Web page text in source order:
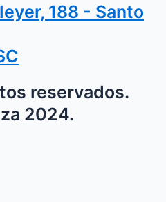
188 - Santo
reservados.
2024.